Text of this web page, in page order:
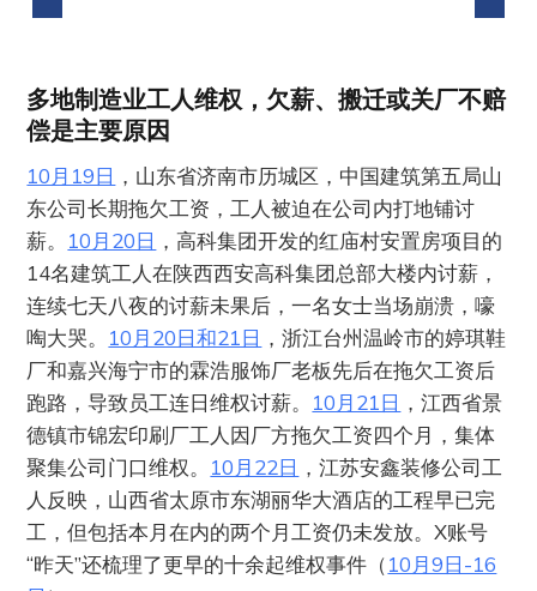
多地制造业工人维权，欠薪、搬迁或关厂不赔
偿是主要原因
10月19日 ，山东省济南市历城区，中国建筑第五局山
东公司长期拖欠工资，工人被迫在公司内打地铺讨
薪。 10月20日 ，高科集团开发的红庙村安置房项目的
14名建筑工人在陕西西安高科集团总部大楼内讨薪，
连续七天八夜的讨薪未果后，一名女士当场崩溃，嚎
啕大哭。 10月20日和21日 ，浙江台州温岭市的婷琪鞋
厂和嘉兴海宁市的霖浩服饰厂老板先后在拖欠工资后
跑路，导致员工连日维权讨薪。 10月21日 ，江西省景
德镇市锦宏印刷厂工人因厂方拖欠工资四个月，集体
聚集公司门口维权。 10月22日 ，江苏安鑫装修公司工
人反映，山西省太原市东湖丽华大酒店的工程早已完
工，但包括本月在内的两个月工资仍未发放。X账号
“昨天”还梳理了更早的十余起维权事件（10月9日-16